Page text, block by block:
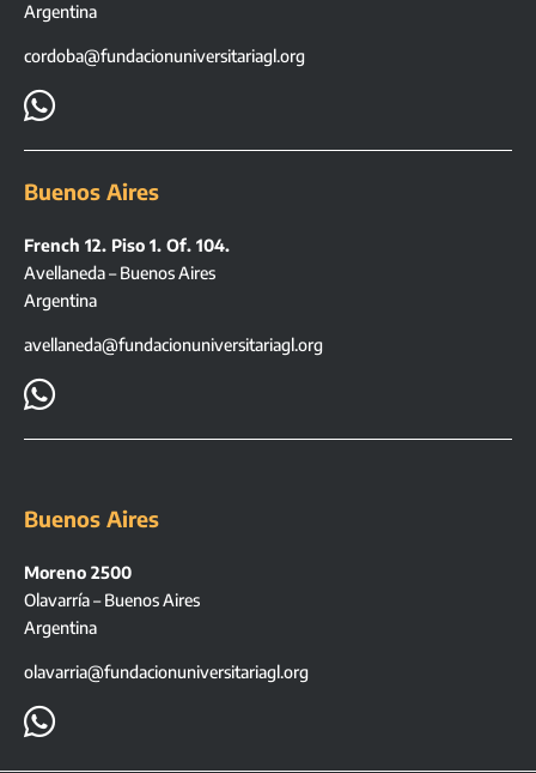
Argentina
cordoba@fundacionuniversitariagl.org

Buenos Aires
French 12. Piso 1. Of. 104.
Avellaneda – Buenos Aires
Argentina
avellaneda@fundacionuniversitariagl.org

Buenos Aires
Moreno 2500
Olavarría – Buenos Aires
Argentina
olavarria@fundacionuniversitariagl.org
